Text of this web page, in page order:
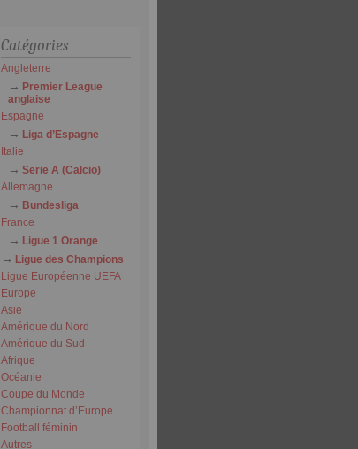
Catégories
Angleterre
Premier League
anglaise
Espagne
Liga d’Espagne
Italie
Serie A (Calcio)
Allemagne
Bundesliga
France
Ligue 1 Orange
Ligue des Champions
Ligue Européenne UEFA
Europe
Asie
Amérique du Nord
Amérique du Sud
Afrique
Océanie
Coupe du Monde
Championnat d’Europe
Football féminin
Autres